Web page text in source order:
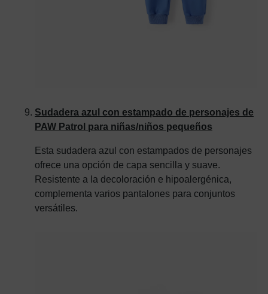
Sudadera azul con estampado de personajes de
PAW Patrol para niñas/niños pequeños
Esta sudadera azul con estampados de personajes
ofrece una opción de capa sencilla y suave.
Resistente a la decoloración e hipoalergénica,
complementa varios pantalones para conjuntos
versátiles.